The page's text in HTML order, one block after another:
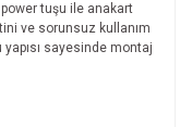
tuşu ile anakart
ve sorunsuz kullanım
yapısı sayesinde montaj